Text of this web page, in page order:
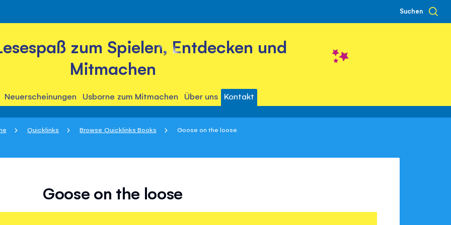
Suchen
zum Spielen, Entdecken und
Mitmachen
Neuerscheinungen Usborne zum Mitmachen Über uns Kontakt
Quicklinks Browse Quicklinks Books Goose on the loose
Goose on the loose